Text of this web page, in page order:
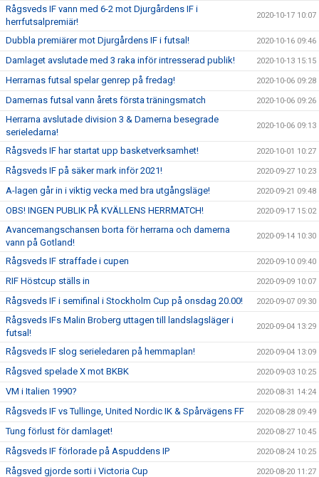
Rågsveds IF vann med 6-2 mot Djurgårdens IF i
herrfutsalpremiär!
2020-10-17 10:07
Dubbla premiärer mot Djurgårdens IF i futsal! 2020-10-16 09:46
Damlaget avslutade med 3 raka inför intresserad publik! 2020-10-13 15:15
Herrarnas futsal spelar genrep på fredag! 2020-10-06 09:28
Damernas futsal vann årets första träningsmatch 2020-10-06 09:26
Herrarna avslutade division 3 & Damerna besegrade
serieledarna!
2020-10-06 09:13
Rågsveds IF har startat upp basketverksamhet! 2020-10-01 10:27
Rågsveds IF på säker mark inför 2021! 2020-09-27 10:23
A-lagen går in i viktig vecka med bra utgångsläge! 2020-09-21 09:48
OBS! INGEN PUBLIK PÅ KVÄLLENS HERRMATCH! 2020-09-17 15:02
Avancemangschansen borta för herrarna och damerna
vann på Gotland!
2020-09-14 10:30
Rågsveds IF straffade i cupen 2020-09-10 09:40
RIF Höstcup ställs in 2020-09-09 10:07
Rågsveds IF i semifinal i Stockholm Cup på onsdag 20.00! 2020-09-07 09:30
Rågsveds IFs Malin Broberg uttagen till landslagsläger i
futsal!
2020-09-04 13:29
Rågsveds IF slog serieledaren på hemmaplan! 2020-09-04 13:09
Rågsved spelade X mot BKBK 2020-09-03 10:25
VM i Italien 1990? 2020-08-31 14:24
Rågsveds IF vs Tullinge, United Nordic IK & Spårvägens FF 2020-08-28 09:49
Tung förlust för damlaget! 2020-08-27 10:45
Rågsveds IF förlorade på Aspuddens IP 2020-08-24 10:25
Rågsved gjorde sorti i Victoria Cup 2020-08-20 11:27